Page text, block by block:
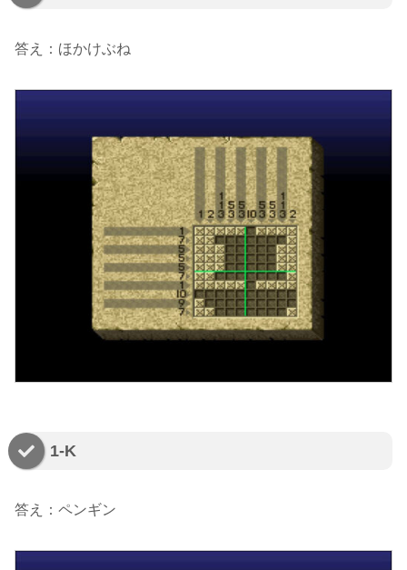
答え：ほかけぶね
1-K
答え：ペンギン